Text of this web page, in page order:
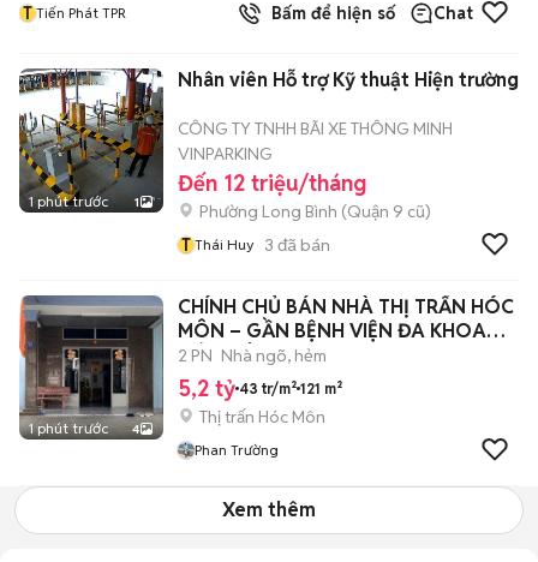
T Tiến Phát TPR Bấm để hiện số Chat
1 phút trước 1
Nhân viên Hỗ trợ Kỹ thuật Hiện trường
CÔNG TY TNHH BÃI XE THÔNG MINH
VINPARKING
Đến 12 triệu/tháng
Phường Long Bình (Quận 9 cũ)
T Thái Huy 3 đã bán
1 phút trước 4
CHÍNH CHỦ BÁN NHÀ THỊ TRẤN HÓC
MÔN – GẦN BỆNH VIỆN ĐA KHOA
HÓC MÔN
2 PN Nhà ngõ, hẻm
5,2 tỷ 43 tr/m² 121 m²
Thị trấn Hóc Môn
Phan Trường
Xem thêm